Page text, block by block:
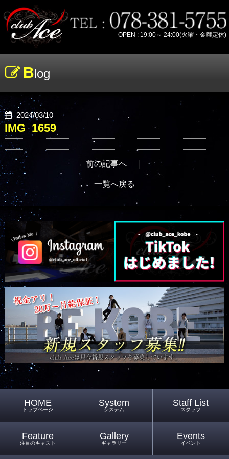
OPEN : 19:00～ 24:00(火曜・金曜定休)
Blog
2024/03/10
IMG_1659
←前の記事へ ｜
一覧へ戻る
HOME
トップページ
System
システム
Staff List
スタッフ
Feature
注目のキャスト
Gallery
ギャラリー
Events
イベント